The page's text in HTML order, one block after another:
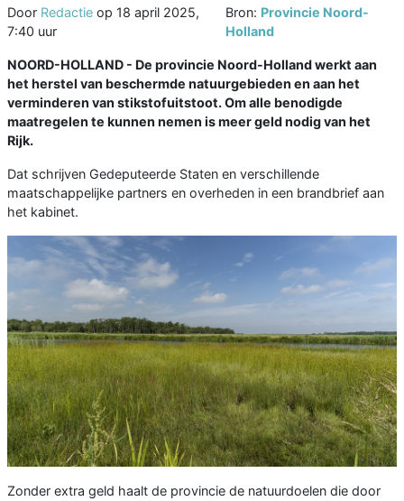
Door Redactie op 18 april 2025,
7:40 uur
Bron: Provincie Noord-
Holland
NOORD-HOLLAND - De provincie Noord-Holland werkt aan
het herstel van beschermde natuurgebieden en aan het
verminderen van stikstofuitstoot. Om alle benodigde
maatregelen te kunnen nemen is meer geld nodig van het
Rijk.
Dat schrijven Gedeputeerde Staten en verschillende
maatschappelijke partners en overheden in een brandbrief aan
het kabinet.
Zonder extra geld haalt de provincie de natuurdoelen die door